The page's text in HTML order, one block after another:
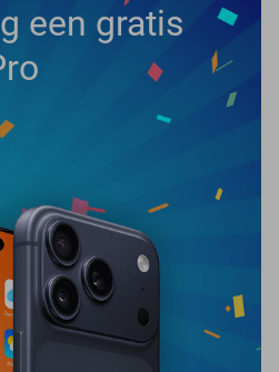
een gratis